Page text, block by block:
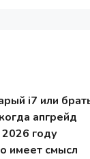
i7 или
апгрейд
году
имеет смысл